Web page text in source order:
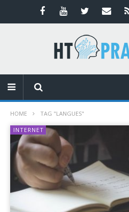
HOME TAG "LANGUES"
INTERNET